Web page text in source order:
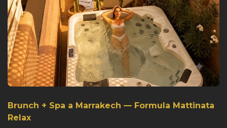
Brunch + Spa a Marrakech — Formula Mattinata
Relax